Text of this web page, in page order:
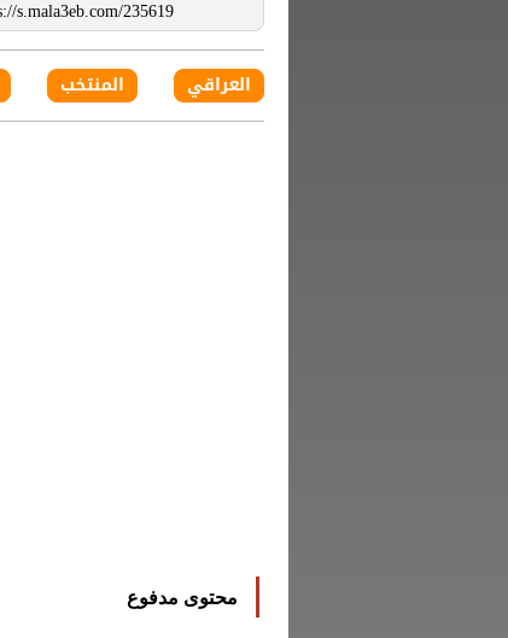
العراقي المنتخب
محتوى مدفوع